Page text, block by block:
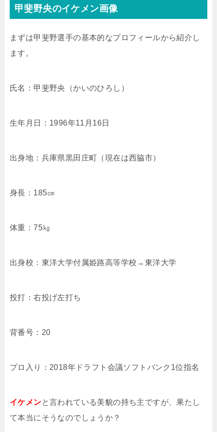
甲斐野央のイケメン画像
まずは甲斐野選手の基本的なプロフィールから紹介し
ます。
氏名：甲斐野央（かいのひろし）
生年月日：1996年11月16日
出身地：兵庫県黒田庄町（現在は西脇市）
身長：185㎝
体重：75㎏
出身校：東洋大学付属姫路高等学校→東洋大学
投打：右投げ左打ち
背番号：20
プロ入り：2018年ドラフト会議ソフトバンク1位指名
イケメンと言われている美貌の持ち主ですが、果たし
て本当にそうなのでしょうか？